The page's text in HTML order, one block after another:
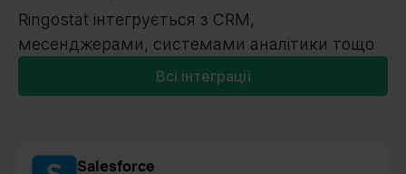
Ringostat інтегрується з CRM,
месенджерами, системами аналітики тощо
Всі інтеграції
Salesforce